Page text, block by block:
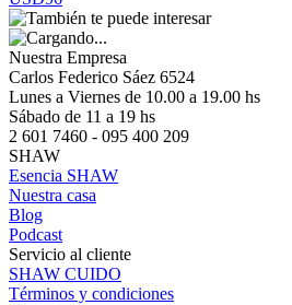
Nuestra Empresa
Carlos Federico Sáez 6524
Lunes a Viernes de 10.00 a 19.00 hs
Sábado de 11 a 19 hs
2 601 7460 - 095 400 209
SHAW
Esencia SHAW
Nuestra casa
Blog
Podcast
Servicio al cliente
SHAW CUIDO
Términos y condiciones